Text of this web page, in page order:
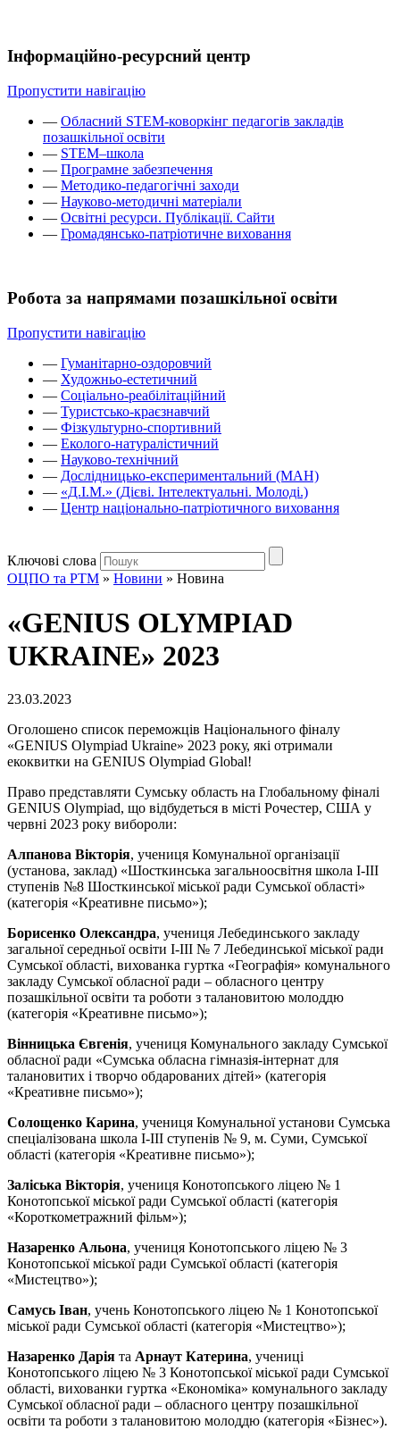
Інформаційно-ресурсний центр
Пропустити навігацію
— Обласний STEM-коворкінг педагогів закладів
позашкільної освіти
— STEM–школа
— Програмне забезпечення
— Методико-педагогічні заходи
— Науково-методичні матеріали
— Освітні ресурси. Публікації. Сайти
— Громадянсько-патріотичне виховання
Робота за напрямами позашкільної освіти
Пропустити навігацію
— Гуманітарно-оздоровчий
— Художньо-естетичний
— Соціально-реабілітаційний
— Туристсько-краєзнавчий
— Фізкультурно-спортивний
— Еколого-натуралістичний
— Науково-технічний
— Дослідницько-експериментальний (МАН)
— «Д.І.М.» (Дієві. Інтелектуальні. Молоді.)
— Центр національно-патріотичного виховання
Ключові слова
ОЦПО та РТМ » Новини » Новина
«GENIUS OLYMPIAD
UKRAINE» 2023
23.03.2023
Оголошено список переможців Національного фіналу
«GENIUS Olympiad Ukraine» 2023 року, які отримали
екоквитки на GENIUS Olympiad Global!
Право представляти Сумську область на Глобальному фіналі
GENIUS Olympiad, що відбудеться в місті Рочестер, США у
червні 2023 року вибороли:
Алпанова Вікторія, учениця Комунальної організації
(установа, заклад) «Шосткинська загальноосвітня школа І-ІІІ
ступенів №8 Шосткинської міської ради Сумської області»
(категорія «Креативне письмо»);
Борисенко Олександра, учениця Лебединського закладу
загальної середньої освіти І-ІІІ № 7 Лебединської міської ради
Сумської області, вихованка гуртка «Географія» комунального
закладу Сумської обласної ради – обласного центру
позашкільної освіти та роботи з талановитою молоддю
(категорія «Креативне письмо»);
Вінницька Євгенія, учениця Комунального закладу Сумської
обласної ради «Сумська обласна гімназія-інтернат для
талановитих і творчо обдарованих дітей» (категорія
«Креативне письмо»);
Солощенко Карина, учениця Комунальної установи Сумська
спеціалізована школа I-III ступенів № 9, м. Суми, Сумської
області (категорія «Креативне письмо»);
Заліська Вікторія, учениця Конотопського ліцею № 1
Конотопської міської ради Сумської області (категорія
«Короткометражний фільм»);
Назаренко Альона, учениця Конотопського ліцею № 3
Конотопської міської ради Сумської області (категорія
«Мистецтво»);
Самусь Іван, учень Конотопського ліцею № 1 Конотопської
міської ради Сумської області (категорія «Мистецтво»);
Назаренко Дарія та Арнаут Катерина, учениці
Конотопського ліцею № 3 Конотопської міської ради Сумської
області, вихованки гуртка «Економіка» комунального закладу
Сумської обласної ради – обласного центру позашкільної
освіти та роботи з талановитою молоддю (категорія «Бізнес»).